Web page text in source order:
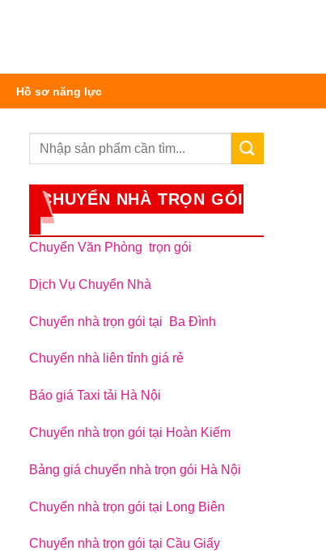
Hồ sơ năng lực
CHUYỂN NHÀ TRỌN GÓI
Chuyển Văn Phòng trọn gói
Dịch Vụ Chuyển Nhà
Chuyển nhà trọn gói tại Ba Đình
Chuyển nhà liên tỉnh giá rẻ
Báo giá Taxi tải Hà Nội
Chuyển nhà trọn gói tại Hoàn Kiếm
Bảng giá chuyển nhà trọn gói Hà Nội
Chuyển nhà trọn gói tại Long Biên
Chuyển nhà trọn gói tại Cầu Giấy